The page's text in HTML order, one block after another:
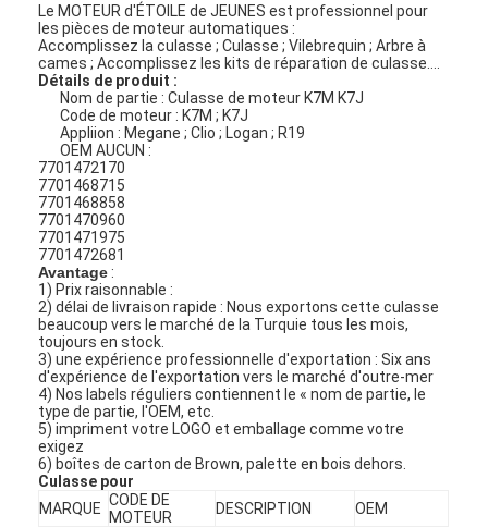
Le MOTEUR d'ÉTOILE de JEUNES est professionnel pour
les pièces de moteur automatiques :
Accomplissez la culasse ; Culasse ; Vilebrequin ; Arbre à
cames ; Accomplissez les kits de réparation de culasse….
Détails de produit :
Nom de partie : Culasse de moteur K7M K7J
Code de moteur : K7M ; K7J
Appliion : Megane ; Clio ; Logan ; R19
OEM AUCUN :
7701472170
7701468715
7701468858
7701470960
7701471975
7701472681
Avantage :
1) Prix raisonnable :
2) délai de livraison rapide : Nous exportons cette culasse
beaucoup vers le marché de la Turquie tous les mois,
toujours en stock.
3) une expérience professionnelle d'exportation : Six ans
d'expérience de l'exportation vers le marché d'outre-mer
4) Nos labels réguliers contiennent le « nom de partie, le
type de partie, l'OEM, etc.
5) impriment votre LOGO et emballage comme votre
exigez
6) boîtes de carton de Brown, palette en bois dehors.
Culasse pour
MARQUE CODE DE
MOTEUR
DESCRIPTION OEM